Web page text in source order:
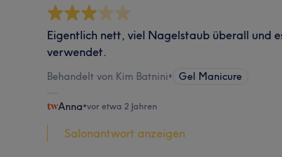
Eigentlich nett, viel Nagelstaub überall und
verwendet.
Behandelt von Kim Batnini• Gel Manicure
Anna•vor etwa 2 Jahren
Salonantwort anzeigen